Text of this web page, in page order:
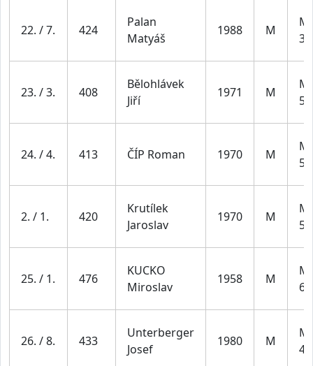
22. / 7. 424
Palan
Matyáš
1988 M
23. / 3. 408
Bělohlávek
Jiří
1971 M
24. / 4. 413 ČÍP Roman 1970 M
2. / 1. 420
Krutílek
Jaroslav
1970 M
25. / 1. 476
KUCKO
Miroslav
1958 M
26. / 8. 433
Unterberger
Josef
1980 M